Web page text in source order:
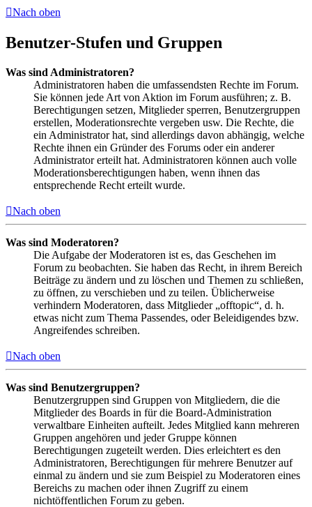
Nach oben
Benutzer-Stufen und Gruppen
Was sind Administratoren?
Administratoren haben die umfassendsten Rechte im Forum.
Sie können jede Art von Aktion im Forum ausführen; z. B.
Berechtigungen setzen, Mitglieder sperren, Benutzergruppen
erstellen, Moderationsrechte vergeben usw. Die Rechte, die
ein Administrator hat, sind allerdings davon abhängig, welche
Rechte ihnen ein Gründer des Forums oder ein anderer
Administrator erteilt hat. Administratoren können auch volle
Moderationsberechtigungen haben, wenn ihnen das
entsprechende Recht erteilt wurde.
Nach oben
Was sind Moderatoren?
Die Aufgabe der Moderatoren ist es, das Geschehen im
Forum zu beobachten. Sie haben das Recht, in ihrem Bereich
Beiträge zu ändern und zu löschen und Themen zu schließen,
zu öffnen, zu verschieben und zu teilen. Üblicherweise
verhindern Moderatoren, dass Mitglieder „offtopic“, d. h.
etwas nicht zum Thema Passendes, oder Beleidigendes bzw.
Angreifendes schreiben.
Nach oben
Was sind Benutzergruppen?
Benutzergruppen sind Gruppen von Mitgliedern, die die
Mitglieder des Boards in für die Board-Administration
verwaltbare Einheiten aufteilt. Jedes Mitglied kann mehreren
Gruppen angehören und jeder Gruppe können
Berechtigungen zugeteilt werden. Dies erleichtert es den
Administratoren, Berechtigungen für mehrere Benutzer auf
einmal zu ändern und sie zum Beispiel zu Moderatoren eines
Bereichs zu machen oder ihnen Zugriff zu einem
nichtöffentlichen Forum zu geben.